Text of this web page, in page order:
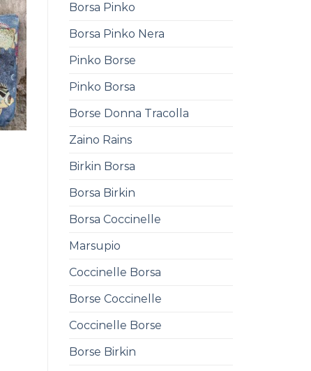
Borsa Pinko
Borsa Pinko Nera
Pinko Borse
Pinko Borsa
Borse Donna Tracolla
Zaino Rains
Birkin Borsa
Borsa Birkin
Borsa Coccinelle
Marsupio
Coccinelle Borsa
Borse Coccinelle
Coccinelle Borse
Borse Birkin